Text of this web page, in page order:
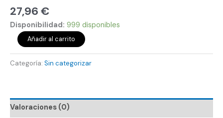
27,96 €
Disponibilidad: 999 disponibles
Añadir al carrito
Categoría: Sin categorizar
Valoraciones (0)